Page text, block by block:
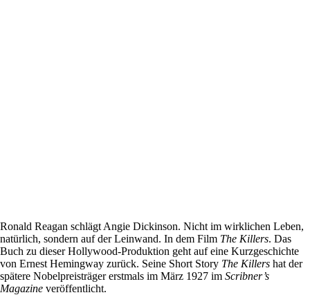
Ronald Reagan schlägt Angie Dickinson. Nicht im wirklichen Leben,
natürlich, sondern auf der Leinwand. In dem Film The Killers. Das
Buch zu dieser Hollywood-Produktion geht auf eine Kurzgeschichte
von Ernest Hemingway zurück. Seine Short Story The Killers hat der
spätere Nobelpreisträger erstmals im März 1927 im Scribner’s
Magazine veröffentlicht.